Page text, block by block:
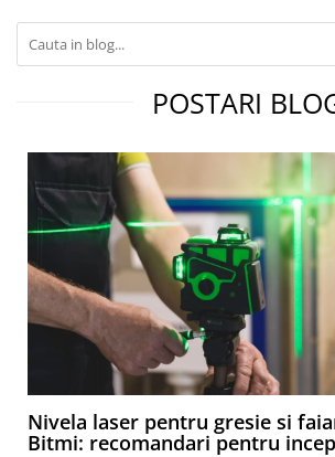
POSTARI
Nivela laser pentru gresie si
Bitmi: recomandari pentru